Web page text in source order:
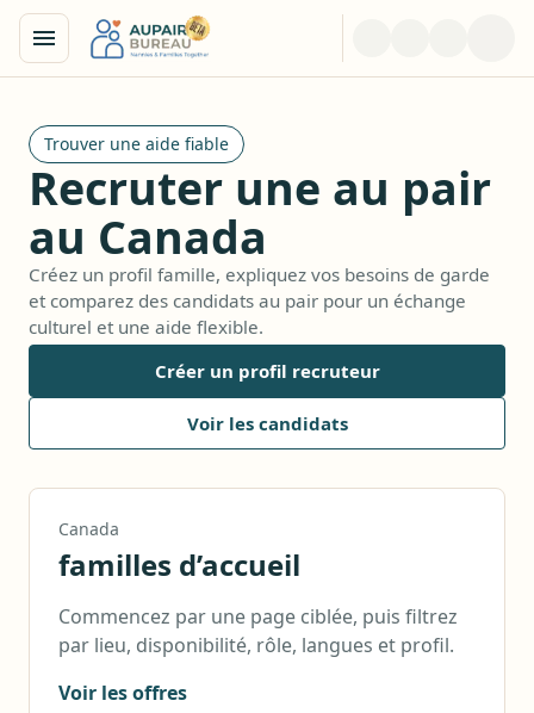
Trouver une aide fiable
Recruter une au pair
au Canada
Créez un profil famille, expliquez vos besoins de garde
et comparez des candidats au pair pour un échange
culturel et une aide flexible.
Créer un profil recruteur
Voir les candidats
Canada
familles d’accueil
Commencez par une page ciblée, puis filtrez
par lieu, disponibilité, rôle, langues et profil.
Voir les offres